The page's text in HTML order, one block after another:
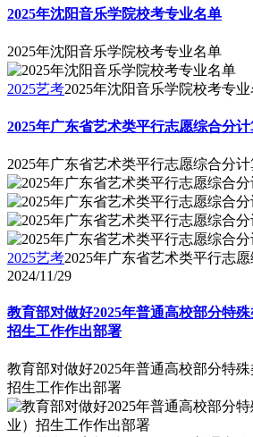
2025年沈阳音乐学院校考专业名单
2025年沈阳音乐学院校考专业名单
2025艺考2025年沈阳音乐学院校考专
2025年广东省艺术类平行志愿综合分
2025年广东省艺术类平行志愿综合分
2025艺考2025年广东省艺术类平行志
2024/11/29
教育部对做好2025年普通高校部分特
招生工作作出部署
教育部对做好2025年普通高校部分特殊
招生工作作出部署